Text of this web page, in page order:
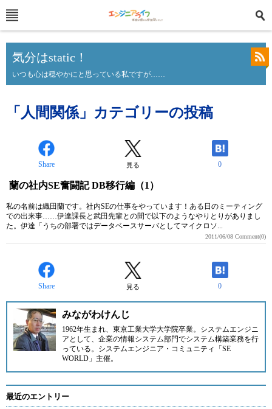
気分はstatic！
いつも心は穏やかにと思っている私ですが……
「人間関係」カテゴリーの投稿
Share 見る 0
蘭の社内SE奮闘記 DB移行編（1）
私の名前は織田蘭です。社内SEの仕事をやっています！ある日のミーティング
での出来事……伊達課長と武田先輩との間で以下のようなやりとりがありまし
た。伊達「うちの部署ではデータベースサーバとしてマイクロソ...
2011/06/08 Comment(0)
Share 見る 0
みながわけんじ
1962年生まれ、東京工業大学大学院卒業。システムエンジニ
アとして、企業の情報システム部門でシステム構築業務を行
っている。システムエンジニア・コミュニティ
「SE
WORLD」 主催。
最近のエントリー